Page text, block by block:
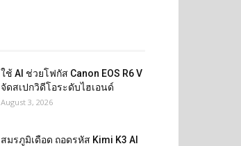
ใช้ AI ช่วยโฟกัส Canon EOS R6 V
จัดสเปกวิดีโอระดับไฮเอนด์
August 3, 2026
สมรภูมิเดือด ถอดรหัส Kimi K3 AI